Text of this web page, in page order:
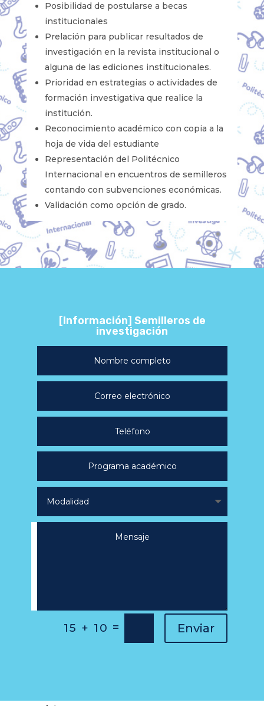
Posibilidad de postularse a becas
institucionales
Prelación para publicar resultados de
investigación en la revista institucional o
alguna de las ediciones institucionales.
Prioridad en estrategias o actividades de
formación investigativa que realice la
institución.
Reconocimiento académico con copia a la
hoja de vida del estudiante
Representación del Politécnico
Internacional en encuentros de semilleros
contando con subvenciones económicas.
Validación como opción de grado.
[Información] Semilleros de
investigación
15 + 10 = Enviar